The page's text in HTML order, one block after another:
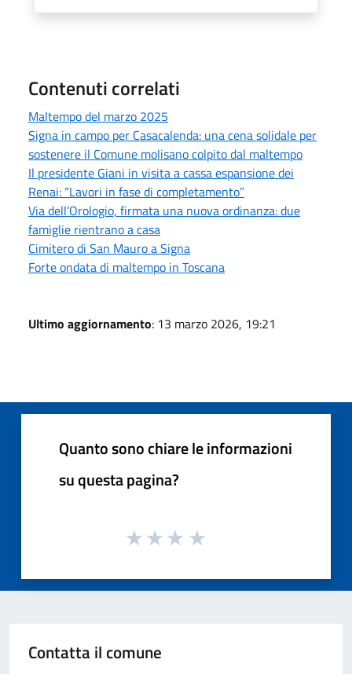
Contenuti correlati
Maltempo del marzo 2025
Signa in campo per Casacalenda: una cena solidale per
sostenere il Comune molisano colpito dal maltempo
Il presidente Giani in visita a cassa espansione dei
Renai: “Lavori in fase di completamento”
Via dell’Orologio, firmata una nuova ordinanza: due
famiglie rientrano a casa
Cimitero di San Mauro a Signa
Forte ondata di maltempo in Toscana
Ultimo aggiornamento: 13 marzo 2026, 19:21
Quanto sono chiare le informazioni
su questa pagina?
Contatta il comune